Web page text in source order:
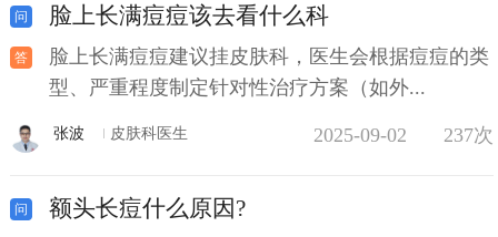
脸上长满痘痘该去看什么科
脸上长满痘痘建议挂皮肤科，医生会根据痘痘的类
型、严重程度制定针对性治疗方案（如外...
张波 皮肤科医生 2025-09-02 237次
额头长痘什么原因?